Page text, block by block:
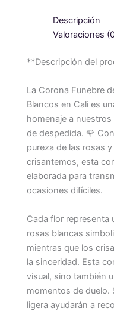
Descripción
Valoraciones
**Descripción del
La Corona Funebre
Blancos en Cali es
homenaje a
de despedida. 🌹
pureza de las rosas
crisantemos, esta
elaborada para
ocasiones difíciles.
Cada flor representa
rosas blancas
mientras que los
la sinceridad. Esta
visual, sino también
momentos de duelo.
ligera ayudarán a